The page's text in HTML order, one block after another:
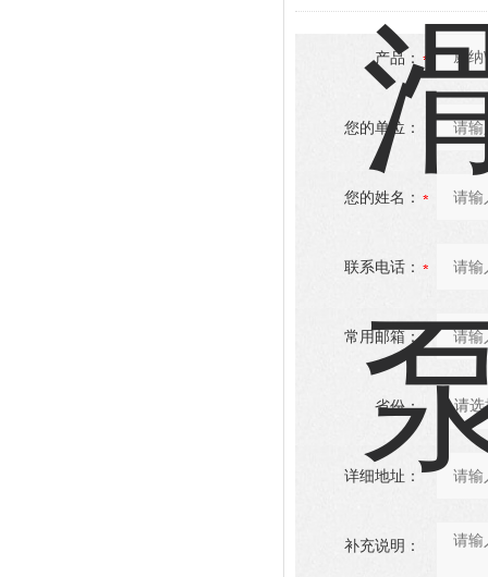
产品：
您的单位：
您的姓名：
联系电话：
常用邮箱：
省份：
详细地址：
补充说明：